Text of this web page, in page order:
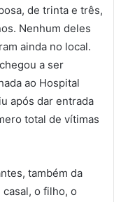
de trinta e três,
Nenhum deles
ainda no local.
a ser
ao Hospital
após dar entrada
total de vítimas
também da
o filho, o